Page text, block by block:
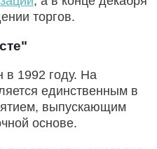
торгов.
в 1992 году. На
единственным в
выпускающим
основе.